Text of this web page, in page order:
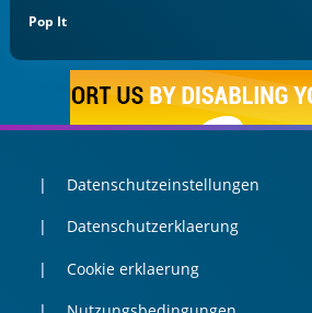
Pop It
Datenschutzeinstellungen
Datenschutzerklaerung
Cookie erklaerung